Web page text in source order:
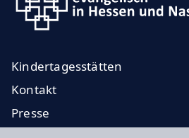
Kindertagesstätten
Kontakt
Presse